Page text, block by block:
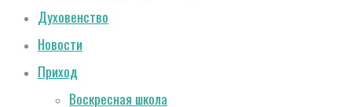
Духовенство
Новости
Приход
Воскресная школа